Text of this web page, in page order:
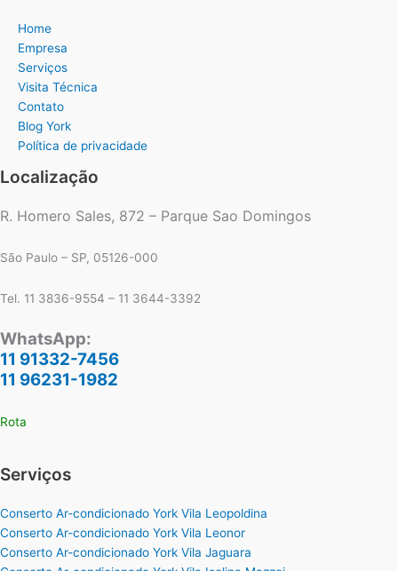
Home
Empresa
Serviços
Visita Técnica
Contato
Blog York
Política de privacidade
Localização
R. Homero Sales, 872 – Parque Sao Domingos
São Paulo – SP, 05126-000
Tel. 11 3836-9554 – 11 3644-3392
WhatsApp:
11 91332-7456
11 96231-1982
Rota
Serviços
Conserto Ar-condicionado York Vila Leopoldina
Conserto Ar-condicionado York Vila Leonor
Conserto Ar-condicionado York Vila Jaguara